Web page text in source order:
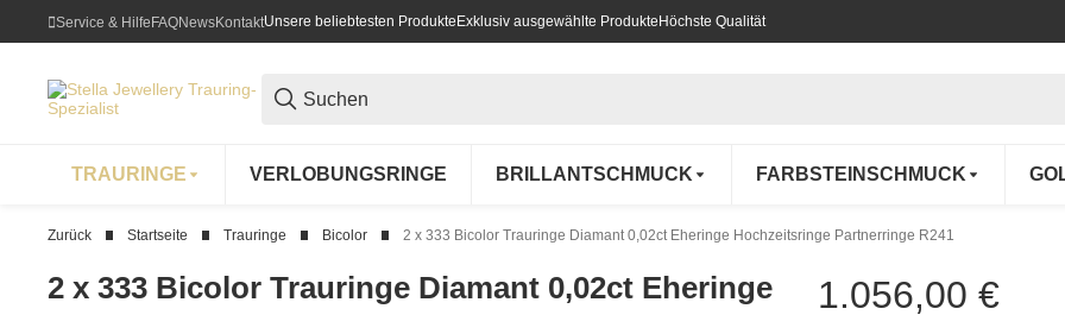
Service & HilfeFAQNewsKontaktUnsere beliebtesten Produkte Exklusiv ausgewählte Produkte Höchste Qualität
TRAURINGE VERLOBUNGSRINGE BRILLANTSCHMUCK FARBSTEINSCHMUCK
Zurück Startseite Trauringe Bicolor 2 x 333 Bicolor Trauringe Diamant 0,02ct Eheringe Hochzeitsringe Partnerringe R241
2 x 333 Bicolor Trauringe Diamant 0,02ct Eheringe
1.056,00 €